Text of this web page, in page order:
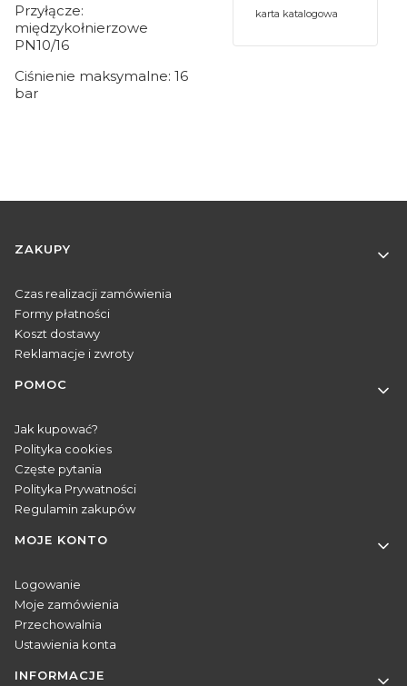
Przyłącze:
międzykołnierzowe
PN10/16
Ciśnienie maksymalne: 16
bar
karta katalogowa
Linki w stopce
ZAKUPY
Czas realizacji zamówienia
Formy płatności
Koszt dostawy
Reklamacje i zwroty
POMOC
Jak kupować?
Polityka cookies
Częste pytania
Polityka Prywatności
Regulamin zakupów
MOJE KONTO
Logowanie
Moje zamówienia
Przechowalnia
Ustawienia konta
INFORMACJE